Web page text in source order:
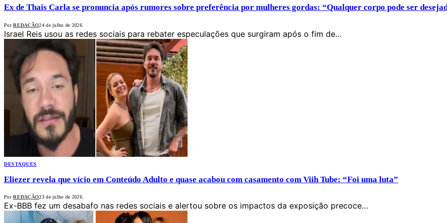
Ex de Thais Carla se pronuncia após rumores sobre preferência por mulheres gordas: “Qualquer corpo pode ser
Por REDAÇÃO24 de julho de 2026
Israel Reis usou as redes sociais para rebater especulações que surgiram após o fim de…
DESTAQUES
Eliezer revela que vício em Conteúdo Adulto e quase acabou com casamento com Viih Tube: “Foi uma luta”
Por REDAÇÃO23 de julho de 2026
Ex-BBB fez um desabafo nas redes sociais e alertou sobre os impactos da exposição precoce…